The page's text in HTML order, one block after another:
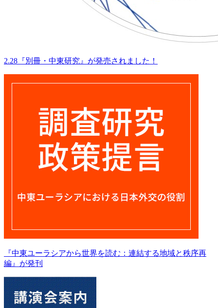
2.28『別冊・中東研究』が発売されました！
『中東ユーラシアから世界を読む：連結する地域と秩序再
編』が発刊